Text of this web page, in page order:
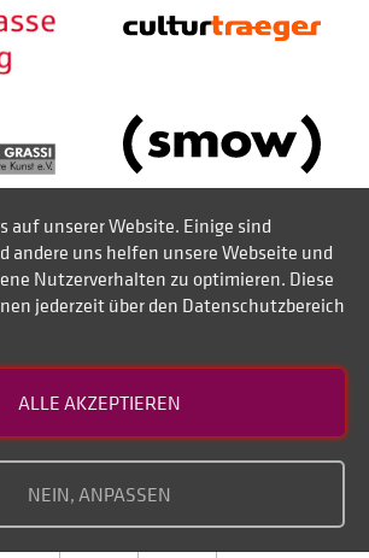
auf unserer Website. Einige sind
andere uns helfen unsere Webseite und
Nutzerverhalten zu optimieren. Diese
jederzeit über den Datenschutzbereich
ALLE AKZEPTIEREN
NEIN, ANPASSEN